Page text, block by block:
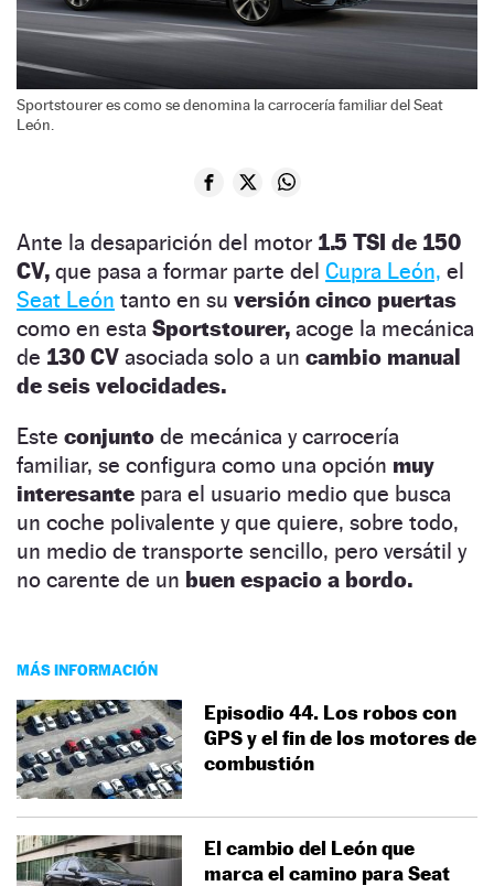
Sportstourer es como se denomina la carrocería familiar del Seat
León.
Ante la desaparición del motor 1.5 TSI de 150
CV, que pasa a formar parte del Cupra León, el
Seat León tanto en su versión cinco puertas
como en esta Sportstourer, acoge la mecánica
de 130 CV asociada solo a un cambio manual
de seis velocidades.
Este conjunto de mecánica y carrocería
familiar, se configura como una opción muy
interesante para el usuario medio que busca
un coche polivalente y que quiere, sobre todo,
un medio de transporte sencillo, pero versátil y
no carente de un buen espacio a bordo.
MÁS INFORMACIÓN
Episodio 44. Los robos con
GPS y el fin de los motores de
combustión
El cambio del León que
marca el camino para Seat